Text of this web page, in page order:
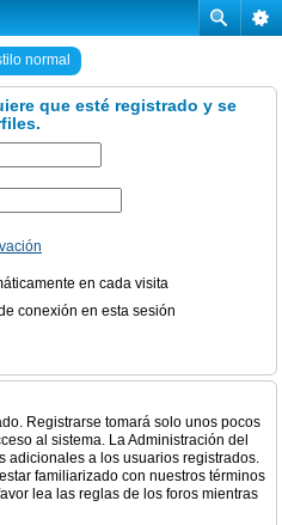
normal
que esté registrado y se
en cada visita
conexión en esta sesión
Registrarse tomará solo unos pocos
al sistema. La Administración del
adicionales a los usuarios registrados.
familiarizado con nuestros términos
lea las reglas de los foros mientras